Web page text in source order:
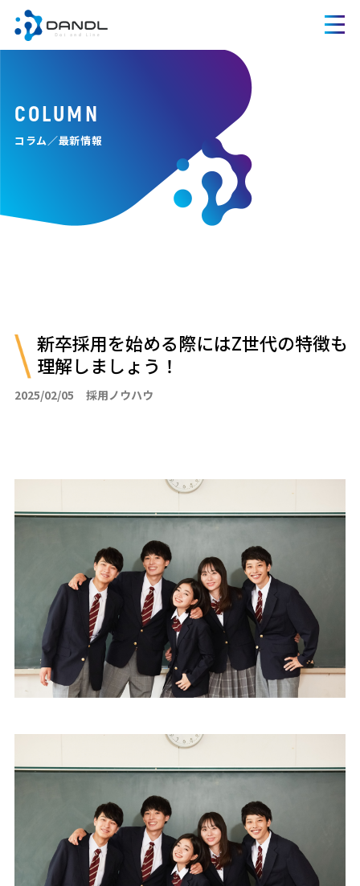
COLUMN
コラム／最新情報
新卒採用を始める際にはZ世代の特徴も
理解しましょう！
2025/02/05 採用ノウハウ